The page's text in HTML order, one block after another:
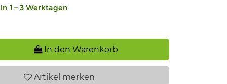
1 – 3 Werktagen
In den Warenkorb
Artikel merken